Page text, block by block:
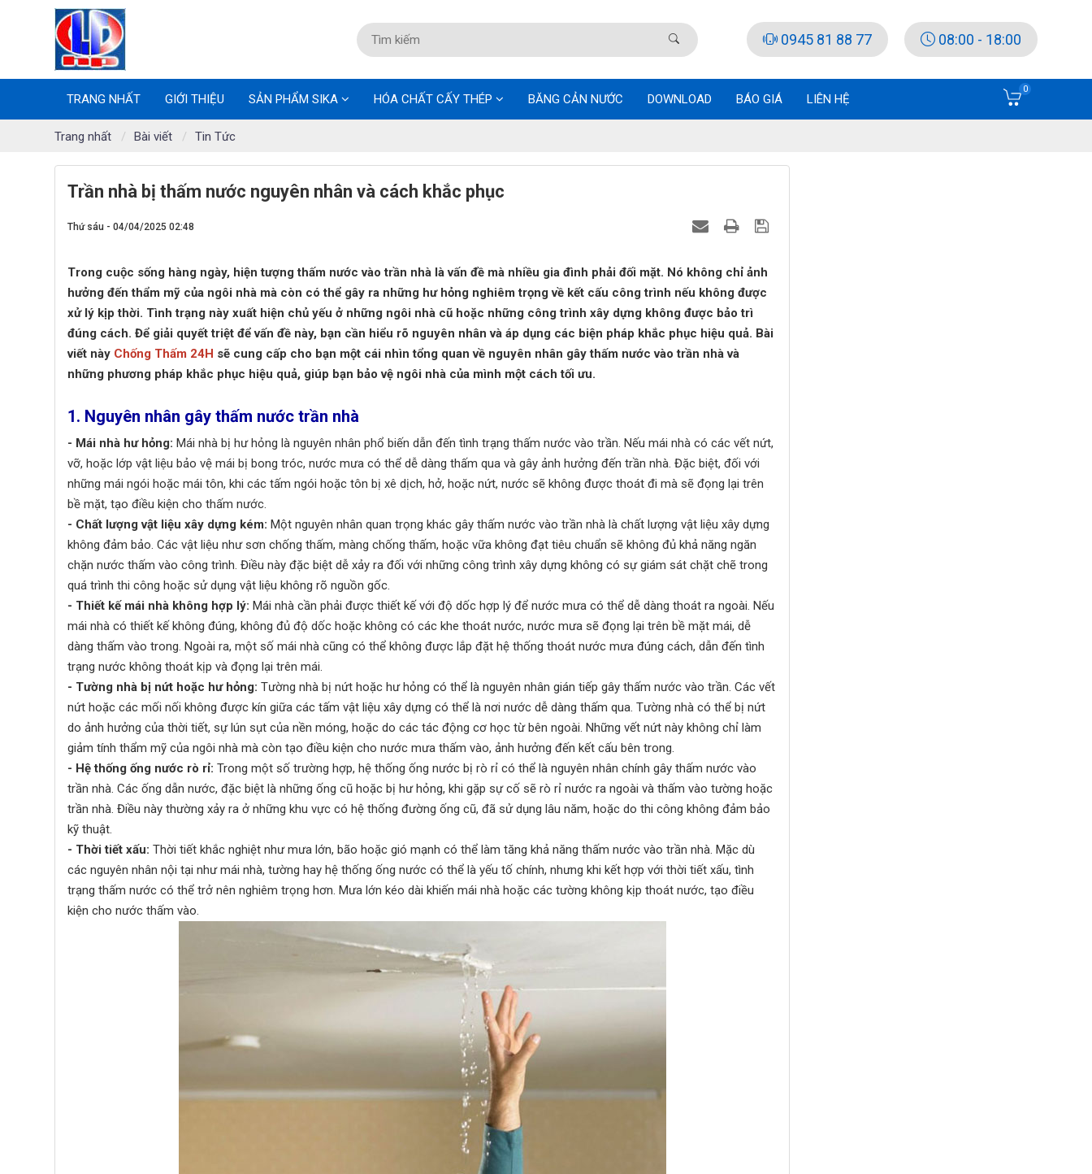
0945 81 88 77 08:00 - 18:00
TRANG NHẤT GIỚI THIỆU SẢN PHẨM SIKA HÓA CHẤT CẤY THÉP BĂNG CẢN NƯỚC DOWNLOAD BÁO GIÁ LIÊN HỆ
0
Trang nhất Bài viết Tin Tức
Trần nhà bị thấm nước nguyên nhân và cách khắc phục
Thứ sáu - 04/04/2025 02:48
Trong cuộc sống hàng ngày, hiện tượng thấm nước vào trần nhà là vấn đề mà nhiều gia đình phải đối mặt. Nó không chỉ ảnh
hưởng đến thẩm mỹ của ngôi nhà mà còn có thể gây ra những hư hỏng nghiêm trọng về kết cấu công trình nếu không được
xử lý kịp thời. Tình trạng này xuất hiện chủ yếu ở những ngôi nhà cũ hoặc những công trình xây dựng không được bảo trì
đúng cách. Để giải quyết triệt để vấn đề này, bạn cần hiểu rõ nguyên nhân và áp dụng các biện pháp khắc phục hiệu quả. Bài
viết này Chống Thấm 24H sẽ cung cấp cho bạn một cái nhìn tổng quan về nguyên nhân gây thấm nước vào trần nhà và
những phương pháp khắc phục hiệu quả, giúp bạn bảo vệ ngôi nhà của mình một cách tối ưu.
1. Nguyên nhân gây thấm nước trần nhà
- Mái nhà hư hỏng: Mái nhà bị hư hỏng là nguyên nhân phổ biến dẫn đến tình trạng thấm nước vào trần. Nếu mái nhà có các vết nứt,
vỡ, hoặc lớp vật liệu bảo vệ mái bị bong tróc, nước mưa có thể dễ dàng thấm qua và gây ảnh hưởng đến trần nhà. Đặc biệt, đối với
những mái ngói hoặc mái tôn, khi các tấm ngói hoặc tôn bị xê dịch, hở, hoặc nứt, nước sẽ không được thoát đi mà sẽ đọng lại trên
bề mặt, tạo điều kiện cho thấm nước.
- Chất lượng vật liệu xây dựng kém: Một nguyên nhân quan trọng khác gây thấm nước vào trần nhà là chất lượng vật liệu xây dựng
không đảm bảo. Các vật liệu như sơn chống thấm, màng chống thấm, hoặc vữa không đạt tiêu chuẩn sẽ không đủ khả năng ngăn
chặn nước thấm vào công trình. Điều này đặc biệt dễ xảy ra đối với những công trình xây dựng không có sự giám sát chặt chẽ trong
quá trình thi công hoặc sử dụng vật liệu không rõ nguồn gốc.
- Thiết kế mái nhà không hợp lý: Mái nhà cần phải được thiết kế với độ dốc hợp lý để nước mưa có thể dễ dàng thoát ra ngoài. Nếu
mái nhà có thiết kế không đúng, không đủ độ dốc hoặc không có các khe thoát nước, nước mưa sẽ đọng lại trên bề mặt mái, dễ
dàng thấm vào trong. Ngoài ra, một số mái nhà cũng có thể không được lắp đặt hệ thống thoát nước mưa đúng cách, dẫn đến tình
trạng nước không thoát kịp và đọng lại trên mái.
- Tường nhà bị nứt hoặc hư hỏng: Tường nhà bị nứt hoặc hư hỏng có thể là nguyên nhân gián tiếp gây thấm nước vào trần. Các vết
nứt hoặc các mối nối không được kín giữa các tấm vật liệu xây dựng có thể là nơi nước dễ dàng thấm qua. Tường nhà có thể bị nứt
do ảnh hưởng của thời tiết, sự lún sụt của nền móng, hoặc do các tác động cơ học từ bên ngoài. Những vết nứt này không chỉ làm
giảm tính thẩm mỹ của ngôi nhà mà còn tạo điều kiện cho nước mưa thấm vào, ảnh hưởng đến kết cấu bên trong.
- Hệ thống ống nước rò rỉ: Trong một số trường hợp, hệ thống ống nước bị rò rỉ có thể là nguyên nhân chính gây thấm nước vào
trần nhà. Các ống dẫn nước, đặc biệt là những ống cũ hoặc bị hư hỏng, khi gặp sự cố sẽ rò rỉ nước ra ngoài và thấm vào tường hoặc
trần nhà. Điều này thường xảy ra ở những khu vực có hệ thống đường ống cũ, đã sử dụng lâu năm, hoặc do thi công không đảm bảo
kỹ thuật.
- Thời tiết xấu: Thời tiết khắc nghiệt như mưa lớn, bão hoặc gió mạnh có thể làm tăng khả năng thấm nước vào trần nhà. Mặc dù
các nguyên nhân nội tại như mái nhà, tường hay hệ thống ống nước có thể là yếu tố chính, nhưng khi kết hợp với thời tiết xấu, tình
trạng thấm nước có thể trở nên nghiêm trọng hơn. Mưa lớn kéo dài khiến mái nhà hoặc các tường không kịp thoát nước, tạo điều
kiện cho nước thấm vào.